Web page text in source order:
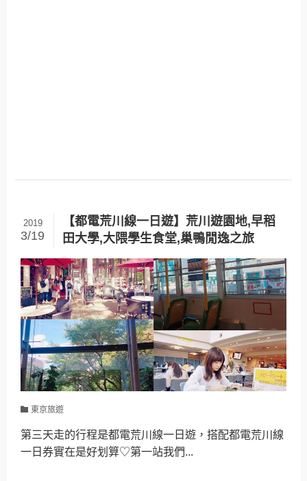
【都電荒川線一日遊】荒川遊園地,早稻
田大學,大隈學生食堂,巢鴨閒逸之旅
2019
3/19
東京旅遊
第三天走的行程是都電荒川線一日遊，搭配都電荒川線
一日券實在是好划算♡第一站我們...